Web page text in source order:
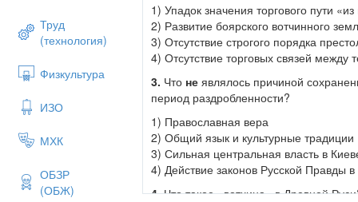
Труд
(технология)
Физкультура
ИЗО
МХК
ОБЗР
(ОБЖ)
1) Упадок значения торгового пути «из
2) Развитие боярского вотчинного
3) Отсутствие строгого порядка
4) Отсутствие торговых связей между
3. Что не являлось причиной
период раздробленности?
1) Православная вера
2) Общий язык и культурные традиции
3) Сильная центральная власть в
4) Действие законов Русской Правды
4. Что такое «вотчина» в Древней